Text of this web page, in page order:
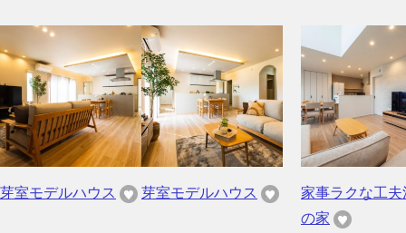
芽室モデルハウス 芽室モデルハウス
家事ラクな工夫
の家